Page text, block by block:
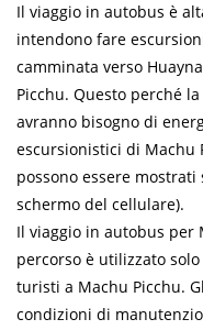
Il viaggio in autobus è
intendono fare
camminata verso
Picchu. Questo perché
avranno bisogno di
escursionistici di Machu
possono essere
schermo del cellulare).
Il viaggio in autobus per
percorso è utilizzato
turisti a Machu Picchu.
condizioni di